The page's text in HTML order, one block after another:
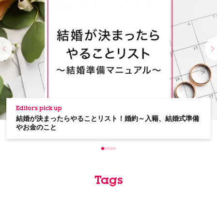
Editor's pick up
結婚が決まったらやることリスト！婚約～入籍、結婚式準備
やお金のこと
Tags